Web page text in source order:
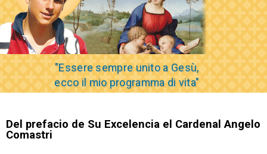
"Essere sempre unito a Gesù,
ecco il mio programma di vita"
Del prefacio de Su Excelencia el Cardenal Angelo
Comastri